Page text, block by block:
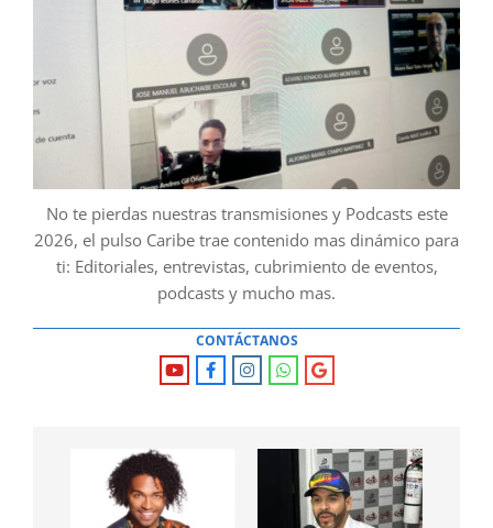
No te pierdas nuestras transmisiones y Podcasts este
2026, el pulso Caribe trae contenido mas dinámico para
ti: Editoriales, entrevistas, cubrimiento de eventos,
podcasts y mucho mas.
CONTÁCTANOS